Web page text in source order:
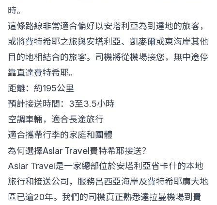
時。
這條路線非常適合偏好以安塔利亞為到達地的旅客，
或將費特希耶之旅與安塔利亞、凱麥爾或東海岸其他
目的地相結合的旅客。司機將從機場接您，無中途停
靠直達費特希耶。
距離：約195公里
預計接送時間：3至3.5小時
空調車輛，適合長途旅行
適合攜帶行李的家庭和團體
為何選擇Aslar Travel費特希耶接送？
Aslar Travel是一家總部位於安塔利亞省卡什的本地
旅行和接送公司，服務呂西亞海岸及費特希耶廣大地
區已逾20年。我們的司機真正熟悉達拉曼機場到費